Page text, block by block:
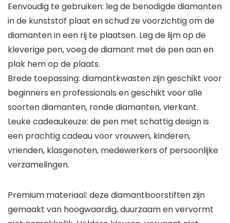
Eenvoudig te gebruiken: leg de benodigde diamanten
in de kunststof plaat en schud ze voorzichtig om de
diamanten in een rij te plaatsen. Leg de lijm op de
kleverige pen, voeg de diamant met de pen aan en
plak hem op de plaats.
Brede toepassing: diamantkwasten zijn geschikt voor
beginners en professionals en geschikt voor alle
soorten diamanten, ronde diamanten, vierkant.
Leuke cadeaukeuze: de pen met schattig design is
een prachtig cadeau voor vrouwen, kinderen,
vrienden, klasgenoten, medewerkers of persoonlijke
verzamelingen.
Premium materiaal: deze diamantboorstiften zijn
gemaakt van hoogwaardig, duurzaam en vervormt